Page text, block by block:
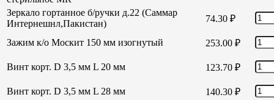
Зеркало гортанное б/ручки д.22 (Саммар
Интернешнл,Пакистан)
74.30 ₽
Зажим к/о Москит 150 мм изогнутый 253.00 ₽
Винт корт. D 3,5 мм L 20 мм 123.70 ₽
Винт корт. D 3,5 мм L 28 мм 140.30 ₽